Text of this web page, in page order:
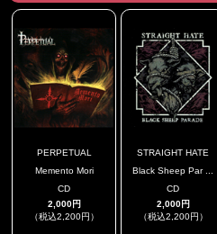
PERPETUAL
Memento Mori
CD
2,000円
（税込2,200円）
STRAIGHT HATE
Black Sheep Par ...
CD
2,000円
（税込2,200円）